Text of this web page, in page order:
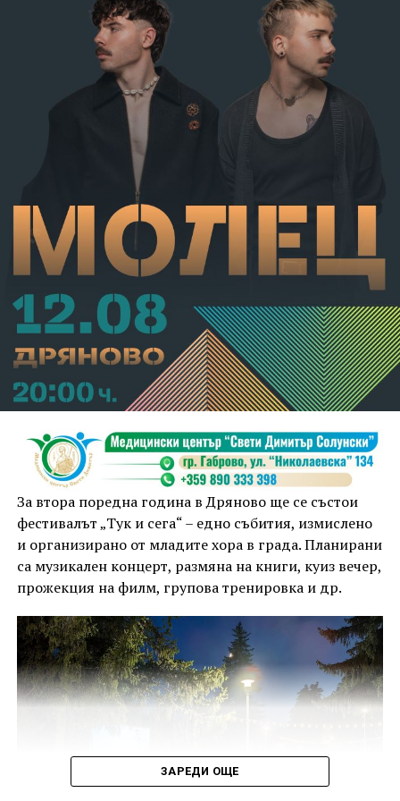
административно наказание по реда на чл.78а ал.1
от НК – глоба в размер на 306,77 евро.
С постановление на Районна прокуратура-Габрово
В.А. е бил задържан за срок до 72 часа, а с
определение на Районен съд-Габрово спрямо него е
взета мярка за неотклонение „домашен арест“.
Съдебният акт е окончателен.
За втора поредна година в Дряново ще се състои
фестивалът „Тук и сега“ – едно събития, измислено
и организирано от младите хора в града. Планирани
са музикален концерт, размяна на книги, куиз вечер,
прожекция на филм, групова тренировка и др.
ЗАРЕДИ ОЩЕ